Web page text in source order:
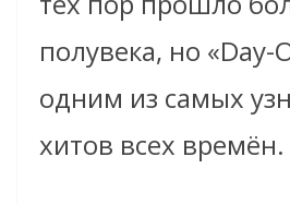
полувека, но «Day-
одним из самых
хитов всех времён.